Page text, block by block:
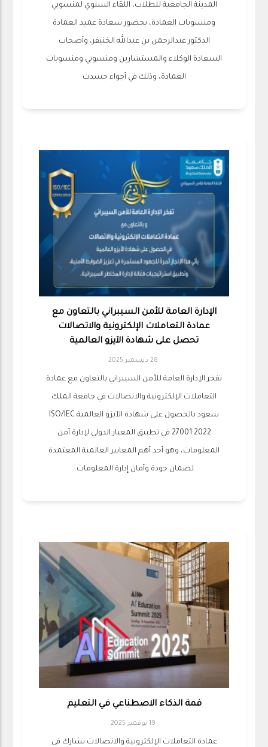
المدينة الجامعية للطلاب، اللقاء السنوي لمنسوبي
ومنسوبات العمادة، بحضور سعادة عميد العمادة
الدكتور عبدالرحمن بن عبدالله الخنيفر، وأصحاب
السعادة الوكلاء والمستشارين ومنسوبي ومنسوبات
العمادة، وذلك في أجواء جسدت
الإدارة العامة للأمن السيبراني بالتعاون مع
عمادة التعاملات الإلكترونية والاتصالات
تحصل على شهادة الآيزو العالمية
28 ديسمبر 2025
تفخر الإدارة العامة للأمن السيبراني بالتعاون مع عمادة
التعاملات الإلكترونية والاتصالات في جامعة الملك
سعود بالحصول على شهادة الآيزو العالمية ISO/IEC
27001:2022 في تطبيق المعيار الدولي لإدارة أمن
المعلومات، وهو أحد أهم المعايير العالمية المعتمدة
لضمان جودة وأمان إدارة المعلومات.
قمة الذكاء الاصطناعي في التعليم
19 نوفمبر 2025
‎عمادة التعاملات الإلكترونية والاتصالات تشارك في